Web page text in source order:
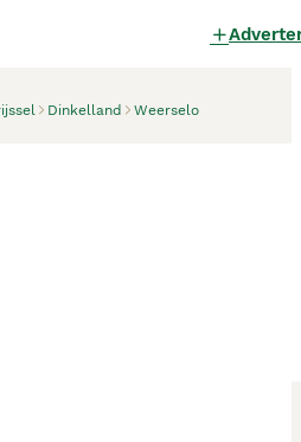
Dinkelland Weerselo